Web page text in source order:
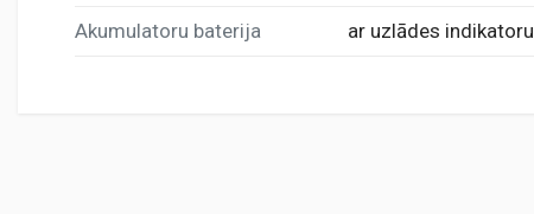
Akumulatoru baterija ar uzlādes indikatoru